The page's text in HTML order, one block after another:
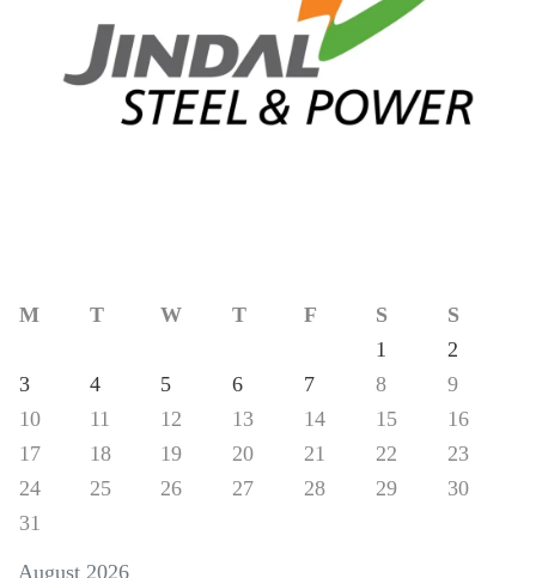
August 2026
M T W T F S
S
1
2
3
4 5 6 7 8
9
10
11 12 13 14 15
16
17
18 19 20 21 22
23
24
25 26 27 28 29
30
31